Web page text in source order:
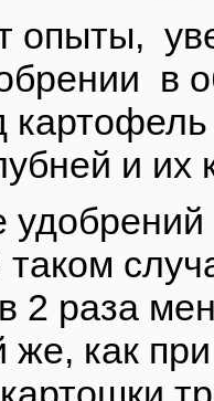
опыты,
в
и их
2 раза
же, как